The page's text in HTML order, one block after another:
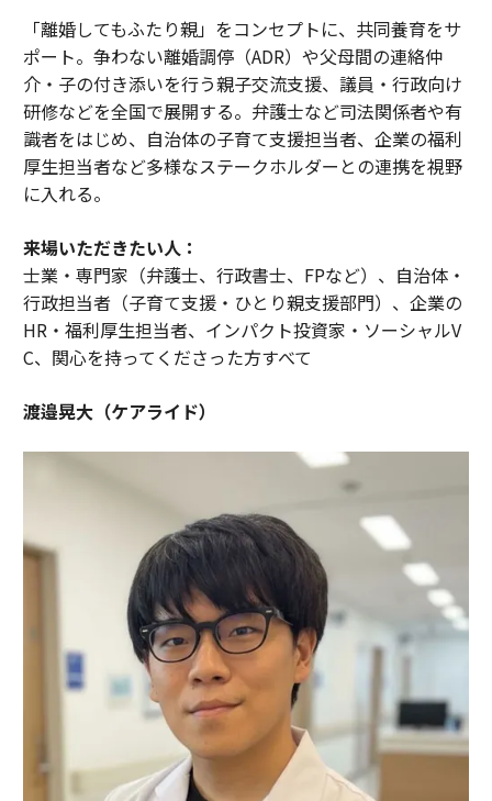
「離婚してもふたり親」をコンセプトに、共同養育をサ
ポート。争わない離婚調停（ADR）や父母間の連絡仲
介・子の付き添いを行う親子交流支援、議員・行政向け
研修などを全国で展開する。弁護士など司法関係者や有
識者をはじめ、自治体の子育て支援担当者、企業の福利
厚生担当者など多様なステークホルダーとの連携を視野
に入れる。
来場いただきたい人：
士業・専門家（弁護士、行政書士、FPなど）、自治体・
行政担当者（子育て支援・ひとり親支援部門）、企業の
HR・福利厚生担当者、インパクト投資家・ソーシャルV
C、関心を持ってくださった方すべて
渡邉晃大（ケアライド）